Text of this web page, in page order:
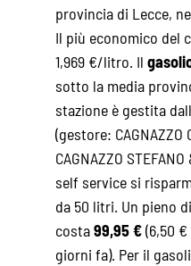
provincia di Lecce,
Il più economico del
1,969 €/litro. Il
sotto la media
stazione è gestita
(gestore: CAGNAZZO
CAGNAZZO
self service si
da 50 litri. Un pieno
costa99,95 €(6,50
giorni fa). Per il